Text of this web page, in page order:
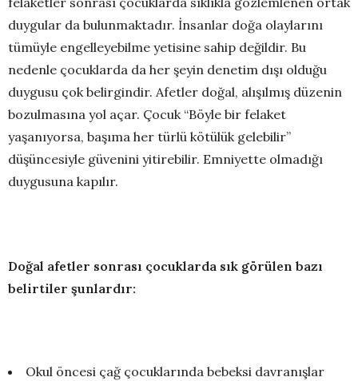
duygular da bulunmaktadır. İnsanlar doğa olaylarını
tümüyle engelleyebilme yetisine sahip değildir. Bu
nedenle çocuklarda da her şeyin denetim dışı olduğu
duygusu çok belirgindir. Afetler doğal, alışılmış düzenin
bozulmasına yol açar. Çocuk “Böyle bir felaket
yaşanıyorsa, başıma her türlü kötülük gelebilir”
düşüncesiyle güvenini yitirebilir. Emniyette olmadığı
duygusuna kapılır.
Doğal afetler sonrası çocuklarda sık görülen bazı
belirtiler şunlardır:
Okul öncesi çağ çocuklarında bebeksi davranışlar